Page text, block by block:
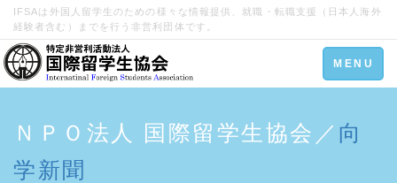
IFSAは外国人留学生のための様々な情報提供、就職・転職支援（日本人海外
経験者含む）までを行う非営利団体です。
Toggle
navigation
MENU
ＮＰＯ法人 国際留学生協会／ 向
学新聞